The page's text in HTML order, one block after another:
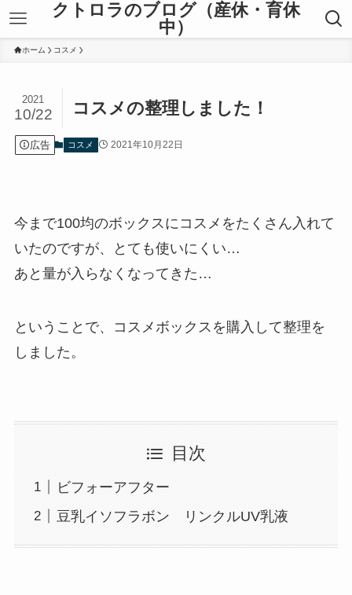
クトロラのブログ（産休・育休
中）
ホーム コスメ
コスメの整理しました！
2021
10/22
広告 コスメ 2021年10月22日
今まで100均のボックスにコスメをたくさん入れて
いたのですが、とても使いにくい…
あと量が入らなくなってきた…
ということで、コスメボックスを購入して整理を
しました。
目次
ビフォーアフター
豆乳イソフラボン リンクルUV乳液